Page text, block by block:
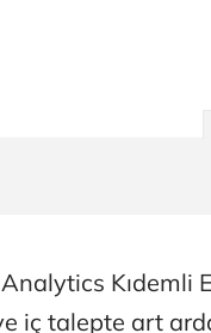
Kıdemli
iç talepte art